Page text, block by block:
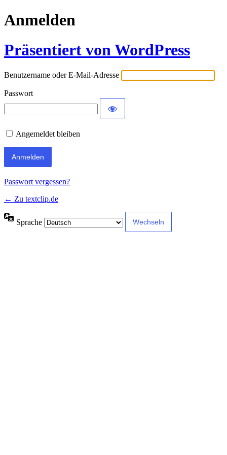
Anmelden
Präsentiert von WordPress
Benutzername oder E-Mail-Adresse
Passwort
Angemeldet bleiben
Passwort vergessen?
← Zu textclip.de
Sprache